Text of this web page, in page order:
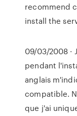
recommend
install the
09/03/2008 ·
pendant
anglais
compatible.
que j'ai